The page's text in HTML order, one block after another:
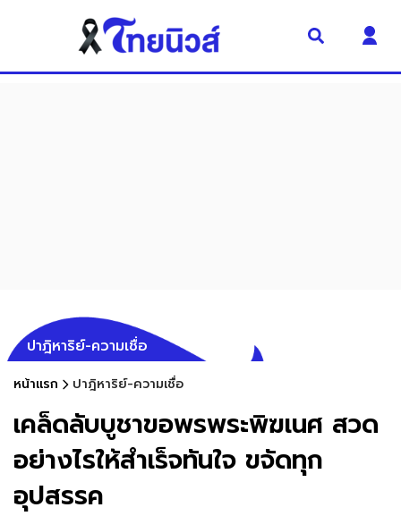
ปาฎิหาริย์-ความเชื่อ
หน้าแรก ปาฎิหาริย์-ความเชื่อ
เคล็ดลับบูชาขอพรพระพิฆเนศ สวด
อย่างไรให้สำเร็จทันใจ ขจัดทุก
อุปสรรค